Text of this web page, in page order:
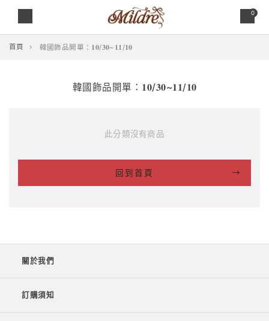
0
首頁 韓國飾品開單：𝟏𝟎/𝟑𝟎~𝟏𝟏/𝟏𝟎
韓國飾品開單：𝟏𝟎/𝟑𝟎~𝟏𝟏/𝟏𝟎
此分類沒有商品
回到首頁
關於我們
訂購須知